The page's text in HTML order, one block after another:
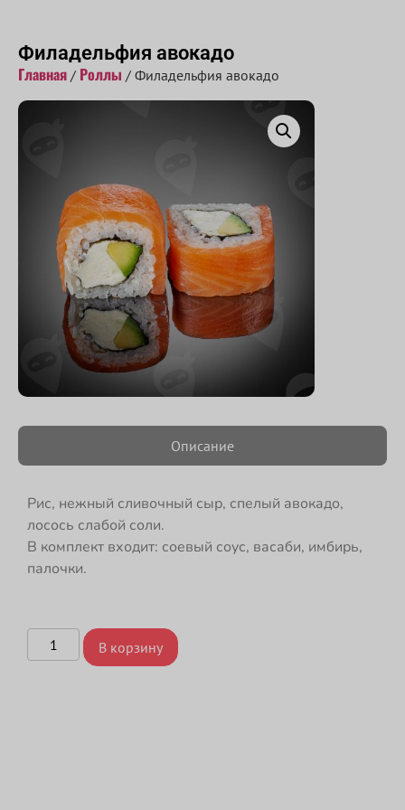
Филадельфия авокадо
Главная / Роллы / Филадельфия авокадо
Описание
Рис, нежный сливочный сыр, спелый авокадо,
лосось слабой соли.
В комплект входит: соевый соус, васаби, имбирь,
палочки.
В корзину